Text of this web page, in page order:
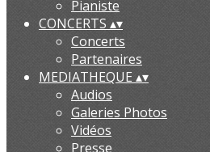
Pianiste
CONCERTS ▴▾
Concerts
Partenaires
MEDIATHEQUE▴▾
Audios
Galeries Photos
Vidéos
Presse